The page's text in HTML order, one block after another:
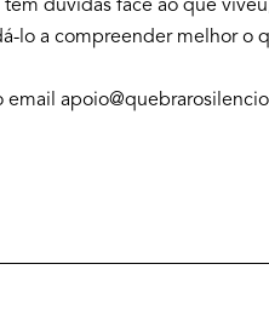
dúvidas face ao que
lo a compreender melhor o